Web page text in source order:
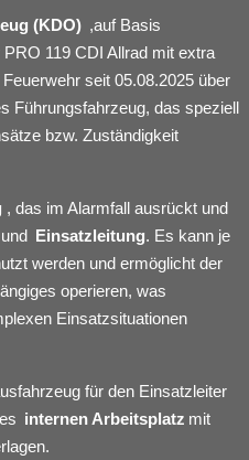
(KDO) ,auf Basis
119 CDI Allrad mit extra
seit 05.08.2025 über
Führungsfahrzeug, das speziell
bzw. Zuständigkeit
, das im Alarmfall ausrückt und
und Einsatzleitung. Es kann je
werden und ermöglicht der
operieren, was
Einsatzsituationen
für den Einsatzleiter
internen Arbeitsplatz mit